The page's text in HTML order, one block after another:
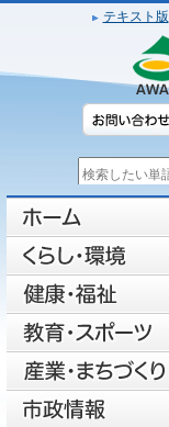
テキスト版